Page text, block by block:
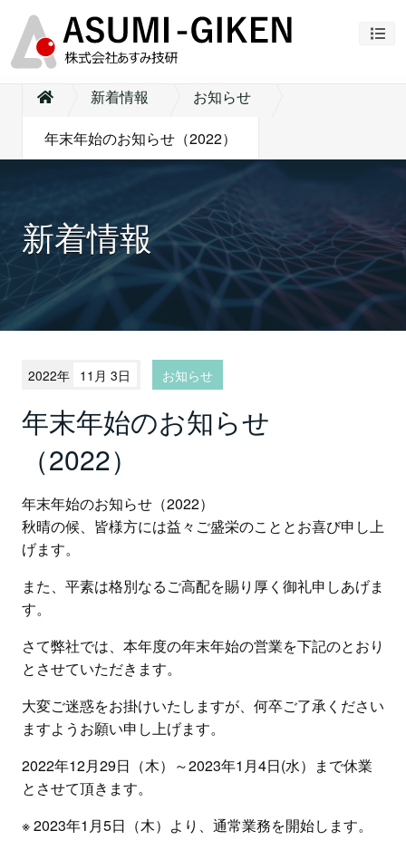
ナビ
新着情報
お知らせ
年末年始のお知らせ（2022）
新着情報
2022年 11月 3日 お知らせ
年末年始のお知らせ
（2022）
年末年始のお知らせ（2022）
秋晴の候、皆様方には益々ご盛栄のこととお喜び申し上
げます。
また、平素は格別なるご高配を賜り厚く御礼申しあげま
す。
さて弊社では、本年度の年末年始の営業を下記のとおり
とさせていただきます。
大変ご迷惑をお掛けいたしますが、何卒ご了承ください
ますようお願い申し上げます。
2022年12月29日（木）～2023年1月4日(水）まで休業
とさせて頂きます。
※ 2023年1月5日（木）より、通常業務を開始します。